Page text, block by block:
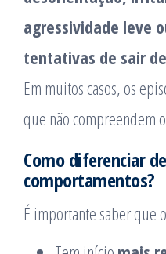
agressividade leve
tentativas de sair
Em muitos casos, os
que não compreendem
Como diferenciar
comportamentos?
É importante saber que